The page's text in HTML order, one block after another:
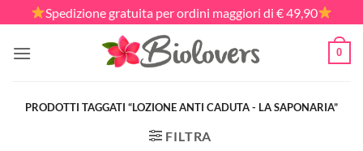
ai
contenuti
Spedizione gratuita per ordini maggiori di € 49,90
0
PRODOTTI TAGGATI “LOZIONE ANTI CADUTA - LA SAPONARIA”
FILTRA